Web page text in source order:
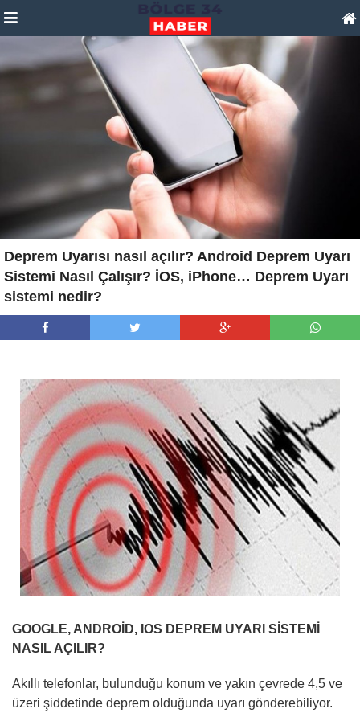
Deprem Uyarısı nasıl açılır? Android Deprem Uyarı
Sistemi Nasıl Çalışır? İOS, iPhone… Deprem Uyarı
sistemi nedir?
GOOGLE, ANDROİD, IOS DEPREM UYARI SİSTEMİ
NASIL AÇILIR?
Akıllı telefonlar, bulunduğu konum ve yakın çevrede 4,5 ve
üzeri şiddetinde deprem olduğunda uyarı gönderebiliyor.